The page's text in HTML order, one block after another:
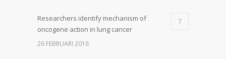
Researchers identify mechanism of
oncogene action in lung cancer
7
26 FEBRUARI 2016